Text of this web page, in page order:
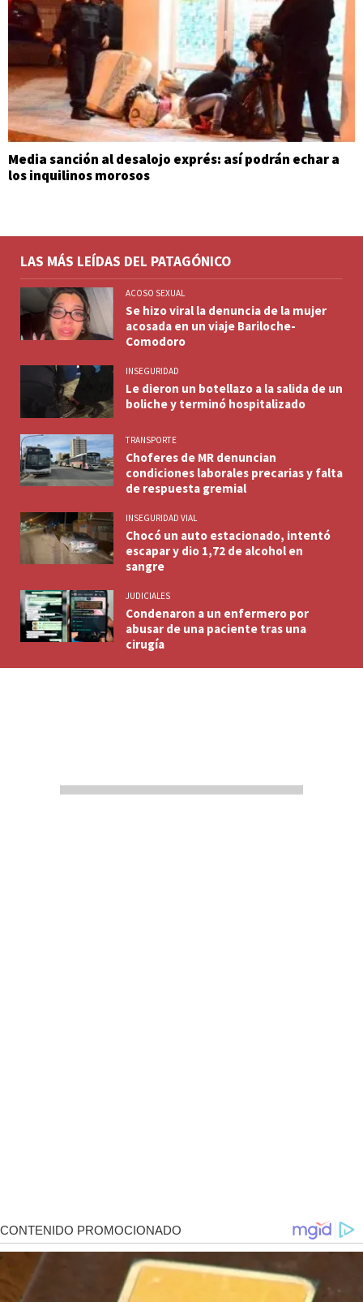
Media sanción al desalojo exprés: así podrán echar a
los inquilinos morosos
LAS MÁS LEÍDAS DEL PATAGÓNICO
ACOSO SEXUAL
Se hizo viral la denuncia de la mujer
acosada en un viaje Bariloche-
Comodoro
INSEGURIDAD
Le dieron un botellazo a la salida de un
boliche y terminó hospitalizado
TRANSPORTE
Choferes de MR denuncian
condiciones laborales precarias y falta
de respuesta gremial
INSEGURIDAD VIAL
Chocó un auto estacionado, intentó
escapar y dio 1,72 de alcohol en
sangre
JUDICIALES
Condenaron a un enfermero por
abusar de una paciente tras una
cirugía